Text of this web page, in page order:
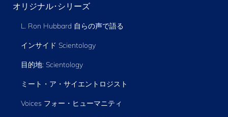
オリジナル･シリーズ
L. Ron Hubbard 自らの声で語る
インサイド Scientology
目的地: Scientology
ミート・ア・サイエントロジスト
Voices フォー・ヒューマニティ